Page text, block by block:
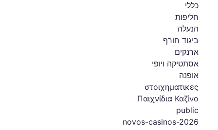
כללי
חליפות
הנעלה
ביגוד חורף
ארנקים
אסתטיקה ויופי
אופנה
στοιχηματικες
Παιχνίδια Καζίνο
public
novos-casinos-2026